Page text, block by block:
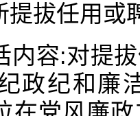
提拔任用或
内容:对提
政纪和廉